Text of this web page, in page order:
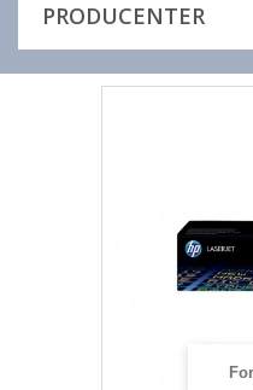
PRODUCENTER